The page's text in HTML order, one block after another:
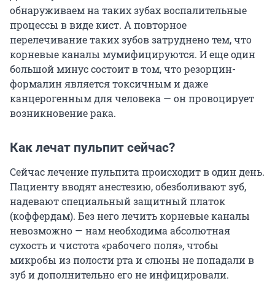
обнаруживаем на таких зубах воспалительные
процессы в виде кист. А повторное
перелечивание таких зубов затруднено тем, что
корневые каналы мумифицируются. И еще один
большой минус состоит в том, что резорцин-
формалин является токсичным и даже
канцерогенным для человека — он провоцирует
возникновение рака.
Как лечат пульпит сейчас?
Сейчас лечение пульпита происходит в один день.
Пациенту вводят анестезию, обезболивают зуб,
надевают специальный защитный платок
(коффердам). Без него лечить корневые каналы
невозможно — нам необходима абсолютная
сухость и чистота «рабочего поля», чтобы
микробы из полости рта и слюны не попадали в
зуб и дополнительно его не инфицировали.